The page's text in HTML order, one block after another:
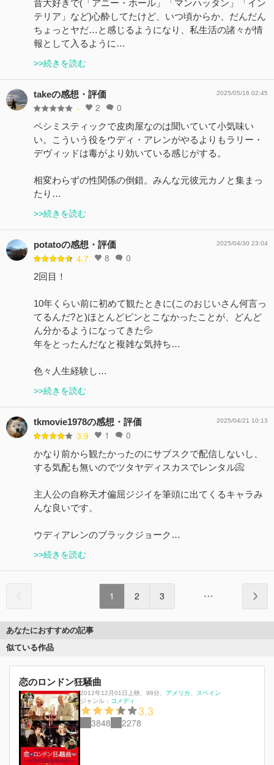
昔大好きで(「アニー・ホール」「マンハッタン」「イン
テリア」など)心酔してたけど、いつ頃からか、だんだん
ちょっとヤだ…と感じるようになり、私生活の諸々が情
報として入るように…
>>続きを読む
takeの感想・評価
- 2 0
2025/05/16 02:45
ペシミスティックで皮肉屋なのは聞いていて小気味い
い。こういう役をウディ・アレンがやるよりもラリー・
デヴィッドは毒がより効いている感じがする。
相変わらずの性関係の倒錯。みんな元彼元カノと集まっ
たり…
>>続きを読む
potatoの感想・評価
4.7 8 0
2025/04/30 23:04
2回目！
10年くらい前に初めて観たときに(このおじいさん何言っ
てるんだ?と)ほとんどピンとこなかったことが、どんど
ん分かるようになってきた💦
年をとったんだなと複雑な気持ち…
色々人生経験し…
>>続きを読む
tkmovie1978の感想・評価
3.9 1 0
2025/04/21 10:13
かなり前から観たかったのにサブスクで配信しないし、
する気配も無いのでツタヤディスカスでレンタル📀
主人公の自称天才偏屈ジジイを筆頭に出てくるキャラみ
んな良いです。
ウディアレンのブラックジョーク…
>>続きを読む
1 2 3
あなたにおすすめの記事
似ている作品
恋のロンドン狂騒曲
2012年12月01日上映 98分 アメリカ
スペイン
ジャンル： コメディ
3.3
3848 2278